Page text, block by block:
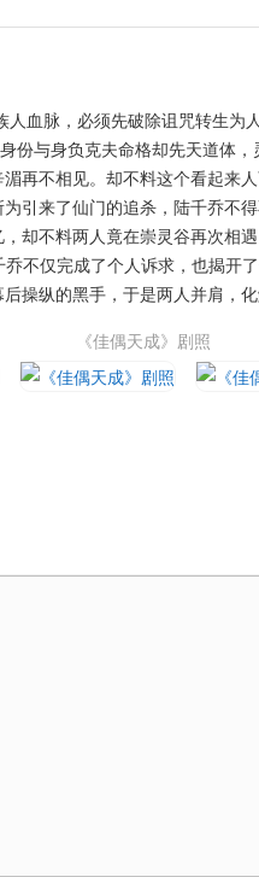
人血脉，必须先破除诅咒转生为
份与身负克夫命格却先天道体
再不相见。却不料这个看起来
引来了仙门的追杀，陆千乔不
却不料两人竟在崇灵谷再次相
不仅完成了个人诉求，也揭开
操纵的黑手，于是两人并肩，
《佳偶天成》剧照